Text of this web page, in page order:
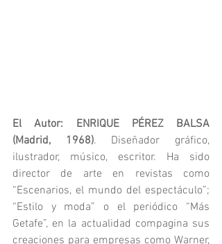
El Autor: ENRIQUE PÉREZ BALSA
(Madrid, 1968). Diseñador gráfico,
ilustrador, músico, escritor. Ha sido
director de arte en revistas como
“Escenarios, el mundo del espectáculo”;
“Estilo y moda” o el periódico “Más
Getafe”, en la actualidad compagina sus
creaciones para empresas como Warner,